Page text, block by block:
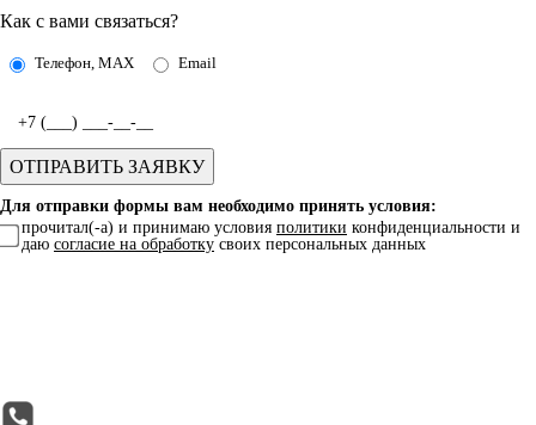
Как с вами связаться?
Телефон, MAX Email
Для отправки формы вам необходимо принять условия:
прочитал(-а) и принимаю условия политики конфиденциальности и
даю согласие на обработку своих персональных данных